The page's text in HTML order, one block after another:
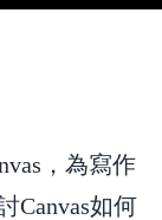
，為寫作
Canvas如何